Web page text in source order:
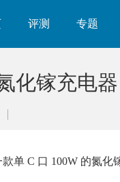
评测 专题
化镓充电
单 C 口 100W 的氮化